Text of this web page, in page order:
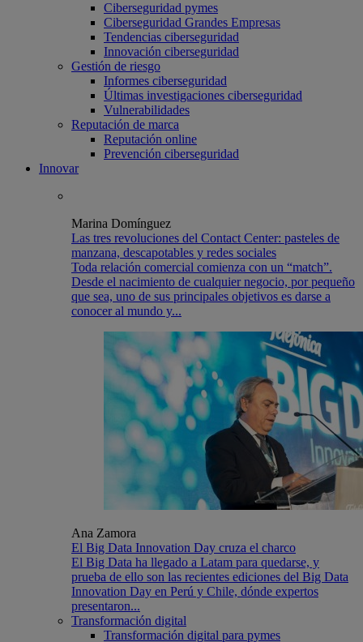
Ciberseguridad pymes
Ciberseguridad Grandes Empresas
Tendencias ciberseguridad
Innovación ciberseguridad
Gestión de riesgo
Informes ciberseguridad
Últimas investigaciones ciberseguridad
Vulnerabilidades
Reputación de marca
Reputación online
Prevención ciberseguridad
Innovar
Marina Domínguez
Las tres revoluciones del Contact Center: pasteles de
manzana, descapotables y redes sociales
Toda relación comercial comienza con un “match”.
Desde el nacimiento de cualquier negocio, por pequeño
que sea, uno de sus principales objetivos es darse a
conocer al mundo y...
Ana Zamora
El Big Data Innovation Day cruza el charco
El Big Data ha llegado a Latam para quedarse, y
prueba de ello son las recientes ediciones del Big Data
Innovation Day en Perú y Chile, dónde expertos
presentaron...
Transformación digital
Transformación digital para pymes